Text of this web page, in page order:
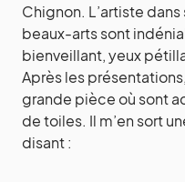
Chignon. L’artiste
beaux-arts sont
bienveillant, yeux
Après les
grande pièce où sont
de toiles. Il m’en sort
disant :